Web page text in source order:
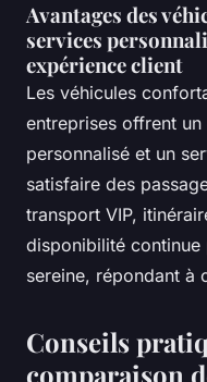
Avantages des
services
expérience client
Les véhicules
entreprises offrent
personnalisé et un
satisfaire des
transport VIP,
disponibilité continue
sereine, répondant à
Conseils
comparaison